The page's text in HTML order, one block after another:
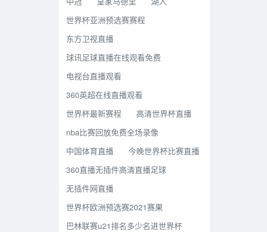
世界杯亚洲预选赛赛程
东方卫视直播
球讯足球直播在线观看免费
电视台直播观看
360英超在线直播观看
世界杯最新赛程
高清世界杯直播
nba比赛回放免费全场录像
中国体育直播
今晚世界杯比赛直播
360直播无插件高清直播足球
无插件网直播
世界杯欧洲预选赛2021赛果
巴林联赛u21排名多少名进世界杯